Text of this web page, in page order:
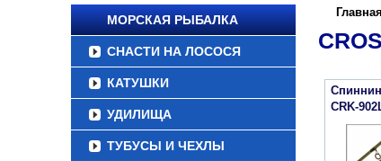
МОРСКАЯ РЫБАЛКА
СНАСТИ НА ЛОСОСЯ
КАТУШКИ
УДИЛИЩА
ТУБУСЫ И ЧЕХЛЫ
Главная
CRK-